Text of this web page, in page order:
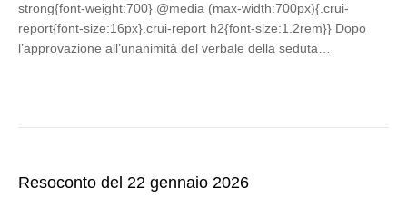
strong{font-weight:700} @media (max-width:700px){.crui-
report{font-size:16px}.crui-report h2{font-size:1.2rem}} Dopo
l’approvazione all’unanimità del verbale della seduta…
Resoconto del 22 gennaio 2026